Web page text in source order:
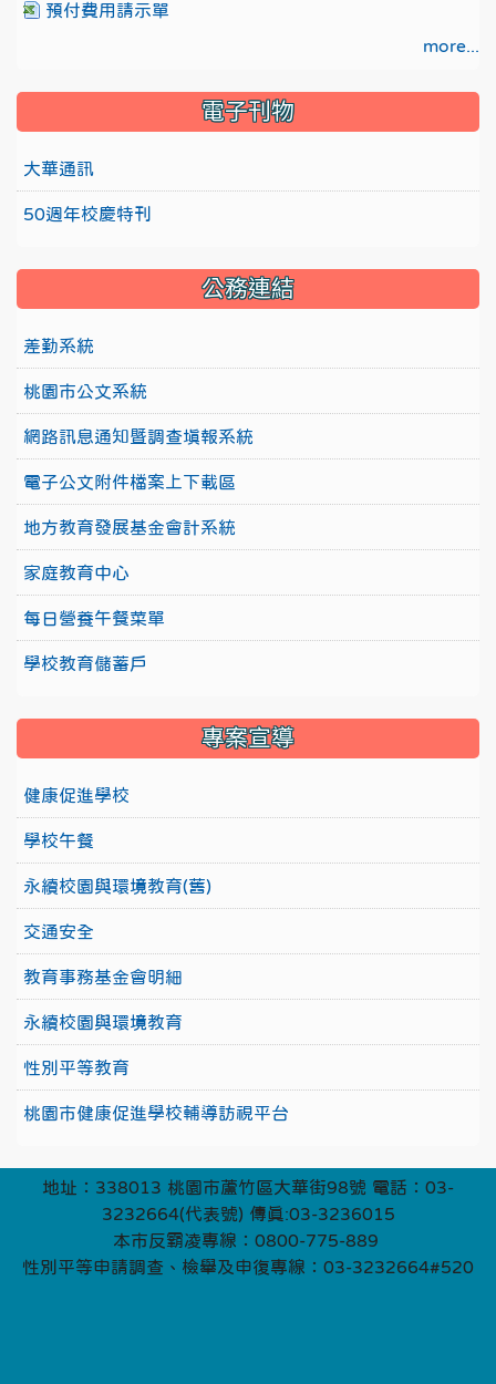
預付費用請示單
more...
電子刊物
大華通訊
50週年校慶特刊
公務連結
差勤系統
桃園市公文系統
網路訊息通知暨調查填報系統
電子公文附件檔案上下載區
地方教育發展基金會計系統
家庭教育中心
每日營養午餐菜單
學校教育儲蓄戶
專案宣導
健康促進學校
學校午餐
永續校園與環境教育(舊)
交通安全
教育事務基金會明細
永續校園與環境教育
性別平等教育
桃園市健康促進學校輔導訪視平台
地址：338013 桃園市蘆竹區大華街98號 電話：03-
3232664(代表號) 傳真:03-3236015
本市反霸凌專線：0800-775-889
性別平等申請調查、檢舉及申復專線：03-3232664#520